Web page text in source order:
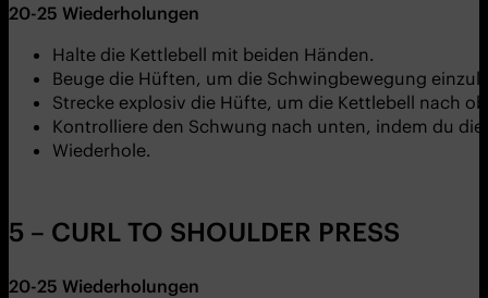
20-25 Wiederholungen
Halte die Kettlebell mit beiden Händen.
Beuge die Hüften, um die Schwingbewegung
Strecke explosiv die Hüfte, um die Kettlebell nach
Kontrolliere den Schwung nach unten, indem du
Wiederhole.
5 – CURL TO SHOULDER PRESS
20-25 Wiederholungen